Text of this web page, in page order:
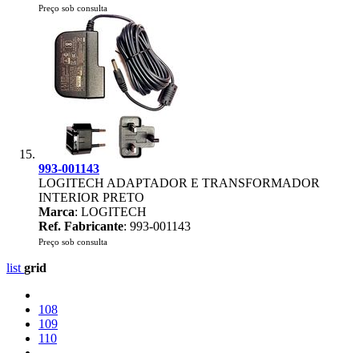
Preço sob consulta
993-001143
LOGITECH ADAPTADOR E TRANSFORMADOR
INTERIOR PRETO
Marca: LOGITECH
Ref. Fabricante: 993-001143
Preço sob consulta
list grid
108
109
110